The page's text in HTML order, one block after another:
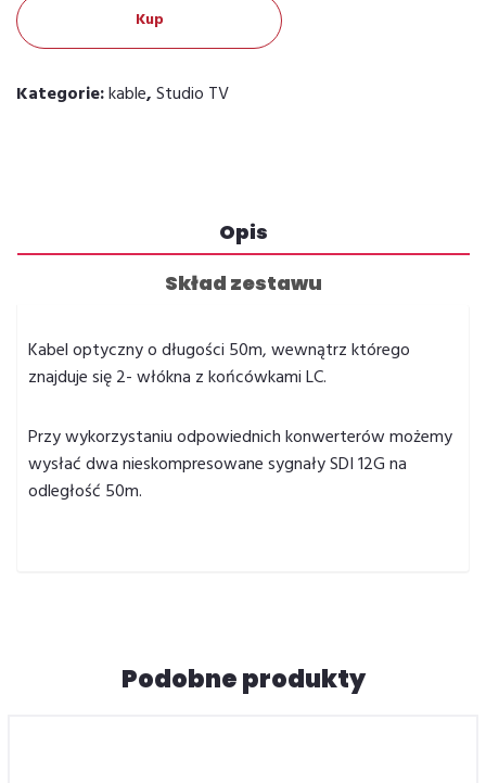
Kup
Kategorie:kable,Studio TV
Opis
Skład zestawu
Kabel optyczny o długości 50m, wewnątrz którego
znajduje się 2- włókna z końcówkami LC.
Przy wykorzystaniu odpowiednich konwerterów możemy
wysłać dwa nieskompresowane sygnały SDI 12G na
odległość 50m.
Podobne produkty